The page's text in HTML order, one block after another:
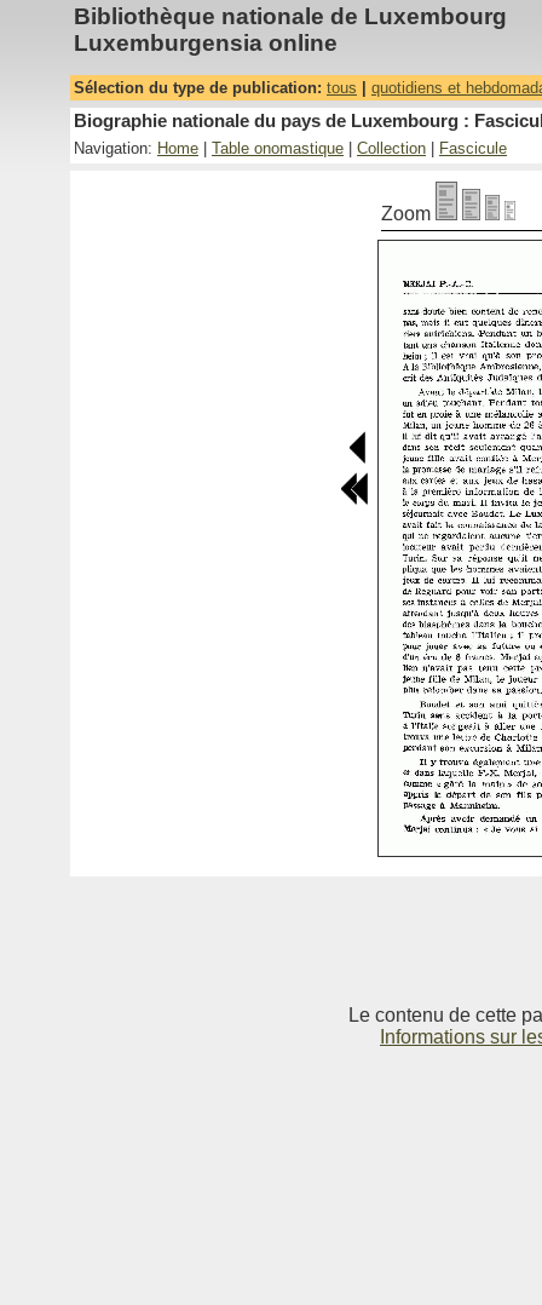
Bibliothèque nationale de Luxembourg
Luxemburgensia online
Sélection du type de publication: tous quotidiens et
Biographie nationale du pays de Luxembourg :
Navigation: Home Table onomastique Collection Fascicule
Zoom
Le contenu de cette
Informations sur